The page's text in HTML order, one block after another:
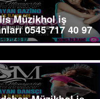
Müzikhol iş
0545 717 40 97